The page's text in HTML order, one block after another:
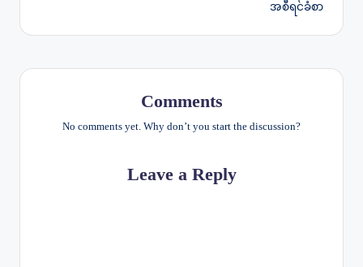
အစီရင်ခံစာ
Comments
No comments yet. Why don’t you start the discussion?
Leave a Reply